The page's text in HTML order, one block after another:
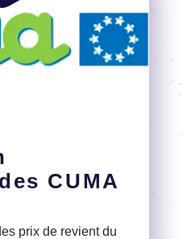
CUMA
prix de revient du